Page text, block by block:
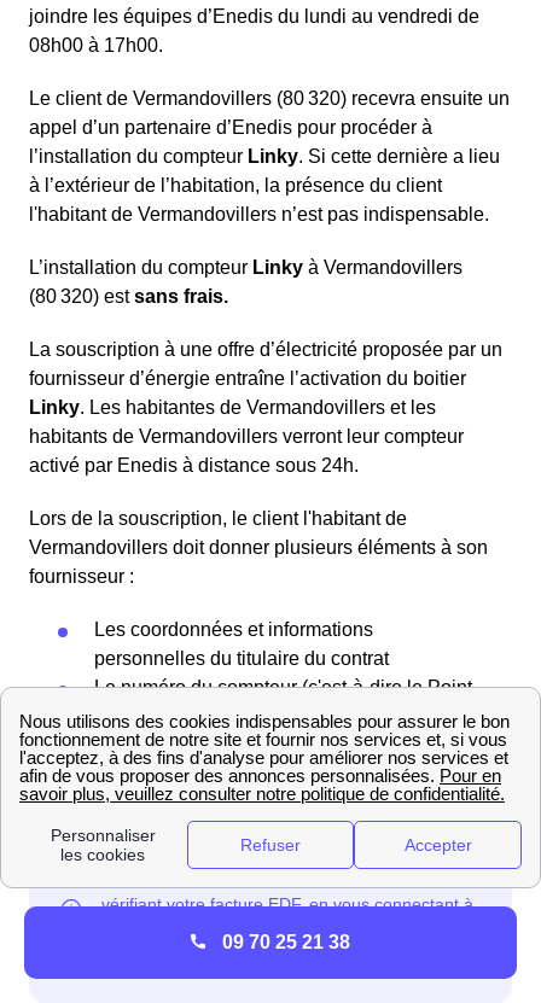
joindre les équipes d’Enedis du lundi au vendredi de
08h00 à 17h00.
Le client de Vermandovillers (80 320) recevra ensuite un
appel d’un partenaire d’Enedis pour procéder à
l’installation du compteur Linky. Si cette dernière a lieu
à l’extérieur de l’habitation, la présence du client
l'habitant de Vermandovillers n’est pas indispensable.
L’installation du compteur Linky à Vermandovillers
(80 320) estsans frais.
La souscription à une offre d’électricité proposée par un
fournisseur d’énergie entraîne l’activation du boitier
Linky. Les habitantes de Vermandovillers et les
habitants de Vermandovillers verront leur compteur
activé par Enedis à distance sous 24h.
Lors de la souscription, le client l'habitant de
Vermandovillers doit donner plusieurs éléments à son
fournisseur :
Les coordonnées et informations
personnelles du titulaire du contrat
Le numéro du compteur (c'est-à-dire le Point
Référence Mesure)
Un IBAN
Une adresse correspondante au logement
09 70 25 21 38